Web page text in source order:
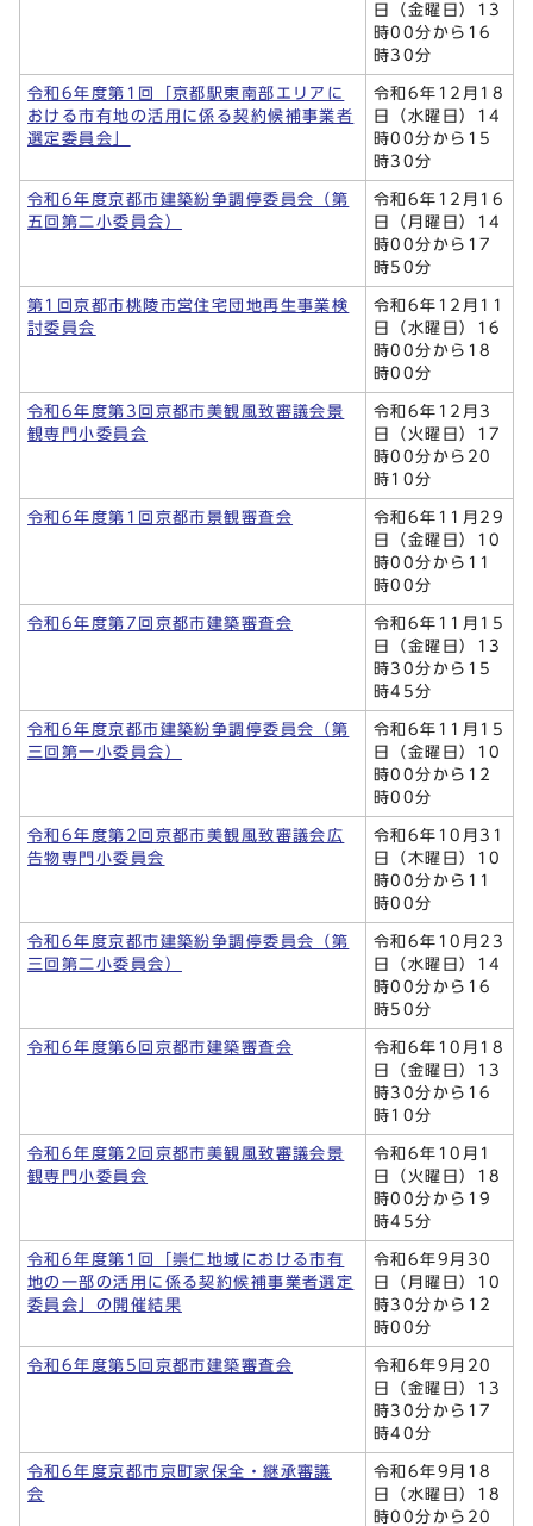
日（金曜日）13
時00分から16
時30分
令和6年度第1回「京都駅東南部エリアに
おける市有地の活用に係る契約候補事業者
選定委員会」
令和6年12月18
日（水曜日）14
時00分から15
時30分
令和6年度京都市建築紛争調停委員会（第
五回第二小委員会）
令和6年12月16
日（月曜日）14
時00分から17
時50分
第1回京都市桃陵市営住宅団地再生事業検
討委員会
令和6年12月11
日（水曜日）16
時00分から18
時00分
令和6年度第3回京都市美観風致審議会景
観専門小委員会
令和6年12月3
日（火曜日）17
時00分から20
時10分
令和6年度第1回京都市景観審査会
令和6年11月29
日（金曜日）10
時00分から11
時00分
令和6年度第7回京都市建築審査会
令和6年11月15
日（金曜日）13
時30分から15
時45分
令和6年度京都市建築紛争調停委員会（第
三回第一小委員会）
令和6年11月15
日（金曜日）10
時00分から12
時00分
令和6年度第2回京都市美観風致審議会広
告物専門小委員会
令和6年10月31
日（木曜日）10
時00分から11
時00分
令和6年度京都市建築紛争調停委員会（第
三回第二小委員会）
令和6年10月23
日（水曜日）14
時00分から16
時50分
令和6年度第6回京都市建築審査会
令和6年10月18
日（金曜日）13
時30分から16
時10分
令和6年度第2回京都市美観風致審議会景
観専門小委員会
令和6年10月1
日（火曜日）18
時00分から19
時45分
令和6年度第1回「崇仁地域における市有
地の一部の活用に係る契約候補事業者選定
委員会」の開催結果
令和6年9月30
日（月曜日）10
時30分から12
時00分
令和6年度第5回京都市建築審査会
令和6年9月20
日（金曜日）13
時30分から17
時40分
令和6年度京都市京町家保全・継承審議
会
令和6年9月18
日（水曜日）18
時00分から20